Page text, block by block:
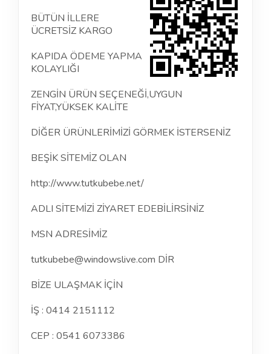
BÜTÜN İLLERE
ÜCRETSİZ KARGO
KAPIDA ÖDEME YAPMA
KOLAYLIĞI
ZENGİN ÜRÜN SEÇENEĞİ,UYGUN
FİYAT,YÜKSEK KALİTE
DİĞER ÜRÜNLERİMİZİ GÖRMEK İSTERSENİZ
BEŞİK SİTEMİZ OLAN
http://www.tutkubebe.net/
ADLI SİTEMİZİ ZİYARET EDEBİLİRSİNİZ
MSN ADRESİMİZ
tutkubebe@windowslive.com DİR
BİZE ULAŞMAK İÇİN
İŞ : 0414 2151112
CEP : 0541 6073386